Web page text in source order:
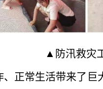
▲防汛救灾
正常生活带来了巨